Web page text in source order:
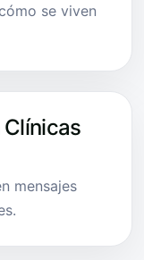
se viven
mensajes